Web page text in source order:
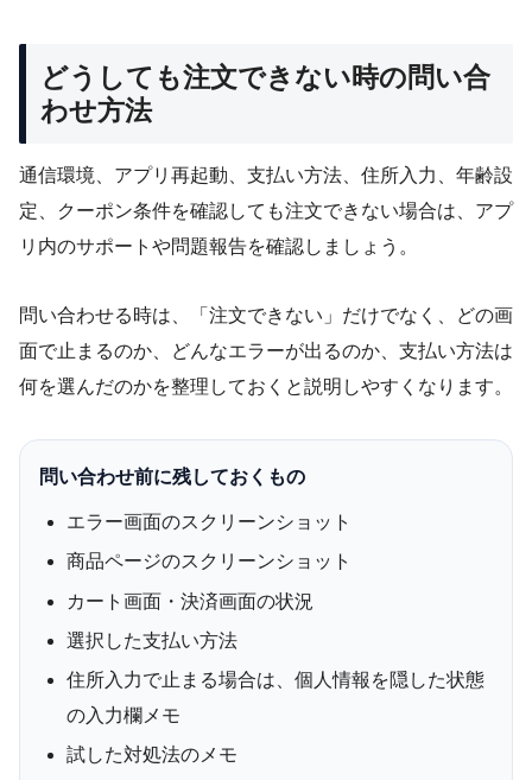
どうしても注文できない時の問い合
わせ方法
通信環境、アプリ再起動、支払い方法、住所入力、年齢設
定、クーポン条件を確認しても注文できない場合は、アプ
リ内のサポートや問題報告を確認しましょう。
問い合わせる時は、「注文できない」だけでなく、どの画
面で止まるのか、どんなエラーが出るのか、支払い方法は
何を選んだのかを整理しておくと説明しやすくなります。
問い合わせ前に残しておくもの
エラー画面のスクリーンショット
商品ページのスクリーンショット
カート画面・決済画面の状況
選択した支払い方法
住所入力で止まる場合は、個人情報を隠した状態
の入力欄メモ
試した対処法のメモ